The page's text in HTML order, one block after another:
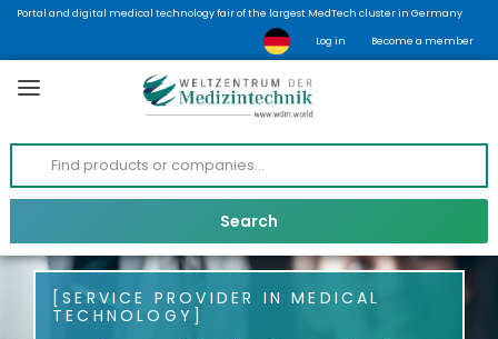
Portal and digital medical technology fair of the largest MedTech cluster in Germany
Log in Become a member
SERVICE PROVIDER IN MEDICAL
TECHNOLOGY